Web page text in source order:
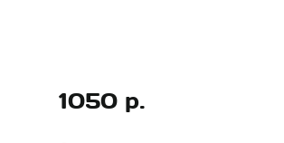
1050 р.